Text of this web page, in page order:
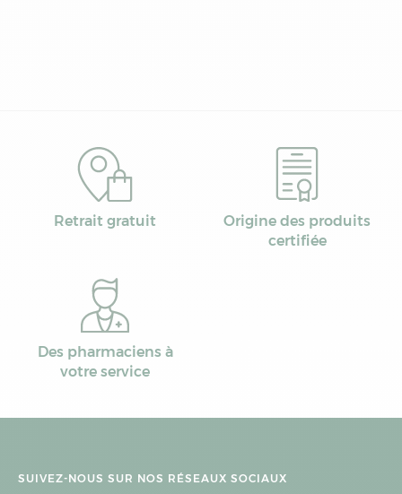
Retrait gratuit
Origine des produits
certifiée
Des pharmaciens à
votre service
SUIVEZ-NOUS SUR NOS RÉSEAUX SOCIAUX